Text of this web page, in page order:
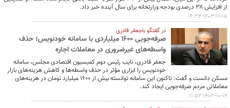
از افزایش ۳۸ درصدی بودجه وزارتخانه برای سال آینده خبر داد.
1403-11-15 14:34
در گفتگو باجعفر قادری
صرفه‌جویی ۱۶۰۰ میلیاردی با سامانه خودنویس؛ حذف
واسطه‌های غیرضروری در معاملات اجاره
جعفر قادری، نایب رئیس دوم کمیسیون اقتصادی مجلس، سامانه
خودنویس را ابزاری مؤثر در حذف واسطه‌ها و کاهش هزینه‌های بازار
مسکن دانست و گفت: تاکنون این سامانه توانسته بیش از ۱۶۰۰ میلیارد تومان در هزینه‌های
معاملاتی مردم صرفه‌جویی ایجاد کند.
1403-10-19 11:52